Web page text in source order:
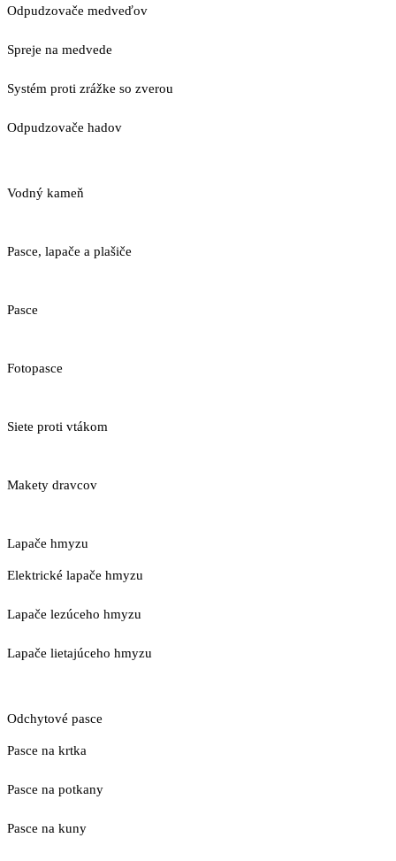
Odpudzovače medveďov
Spreje na medvede
Systém proti zrážke so zverou
Odpudzovače hadov
Vodný kameň
Pasce, lapače a plašiče
Pasce
Fotopasce
Siete proti vtákom
Makety dravcov
Lapače hmyzu
Elektrické lapače hmyzu
Lapače lezúceho hmyzu
Lapače lietajúceho hmyzu
Odchytové pasce
Pasce na krtka
Pasce na potkany
Pasce na kuny